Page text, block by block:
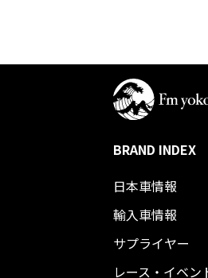
BRAND INDEX
日本車情報​
輸入車情報
サプライヤー
レース・イベン